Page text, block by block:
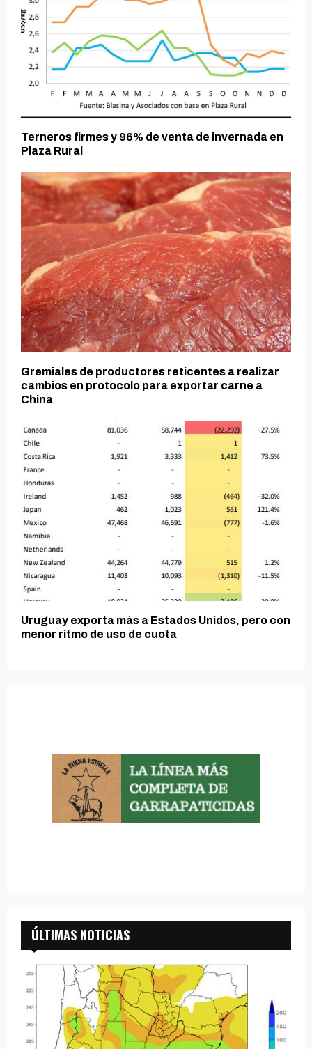
Terneros firmes y 96% de venta de invernada en
Plaza Rural
Gremiales de productores reticentes a realizar
cambios en protocolo para exportar carne a
China
Uruguay exporta más a Estados Unidos, pero con
menor ritmo de uso de cuota
ÚLTIMAS NOTICIAS